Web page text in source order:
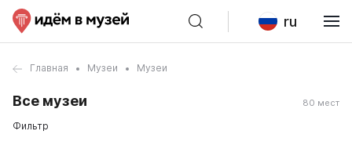
ru
Главная Музеи Музеи
Все музеи 80 мест
Фильтр